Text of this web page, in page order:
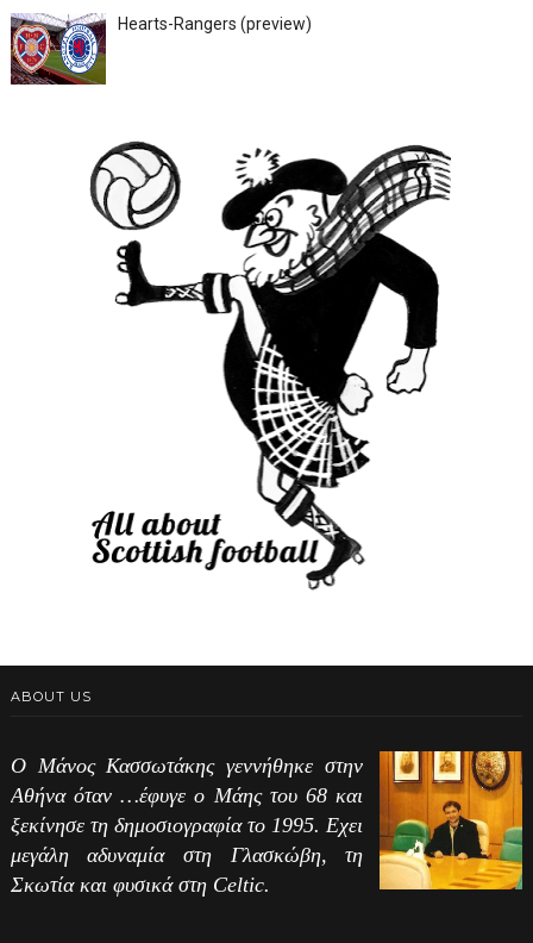
Hearts-Rangers (preview)
ABOUT US
Ο Μάνος Κασσωτάκης γεννήθηκε στην
Αθήνα όταν …έφυγε ο Μάης του 68 και
ξεκίνησε τη δημοσιογραφία το 1995. Εχει
μεγάλη αδυναμία στη Γλασκώβη, τη
Σκωτία και φυσικά στη Celtic.